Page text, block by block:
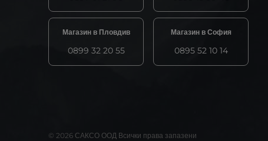
Магазин в Пловдив
0899 32 20 55
Магазин в София
0895 52 10 14
© 2026 САКСО ООД Всички права запазени